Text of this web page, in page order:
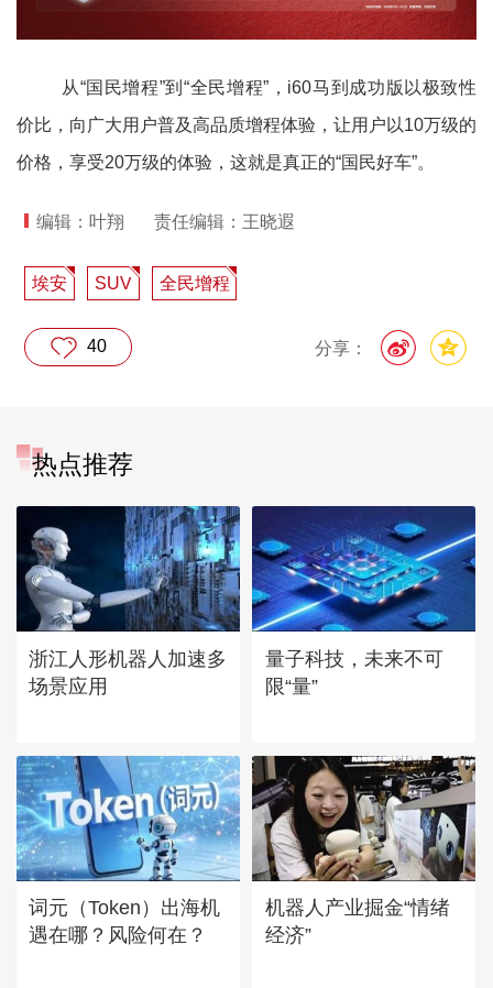
从“国民增程”到“全民增程”，i60马到成功版以极致性
价比，向广大用户普及高品质增程体验，让用户以10万级的
价格，享受20万级的体验，这就是真正的“国民好车”。
编辑：叶翔 责任编辑：王晓遐
埃安 SUV 全民增程
分享：
40
热点推荐
浙江人形机器人加速多
场景应用
量子科技，未来不可
限“量”
词元（Token）出海机
遇在哪？风险何在？
机器人产业掘金“情绪
经济”